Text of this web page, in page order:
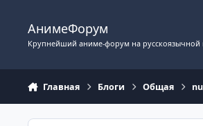
АнимеФорум
Крупнейший аниме-форум на русскоязычной
Главная Блоги Общая